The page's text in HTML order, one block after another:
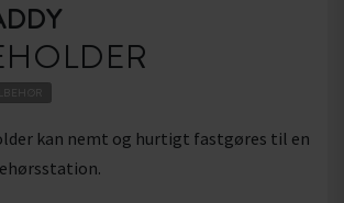
kan nemt og hurtigt fastgøres til en